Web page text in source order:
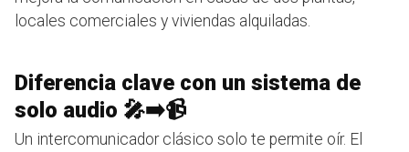
locales comerciales y viviendas alquiladas.
Diferencia clave con un sistema de
solo audio 🎤➡️📹
Un intercomunicador clásico solo te permite oír. El